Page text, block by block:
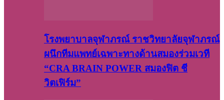
โรงพยาบาลจุฬาภรณ์ ราชวิทยาลัยจุฬาภรณ์
ผนึกทีมแพทย์เฉพาะทางด้านสมองร่วมเวที
“CRA BRAIN POWER สมองฟิต ชี
วิตเฟิร์ม”